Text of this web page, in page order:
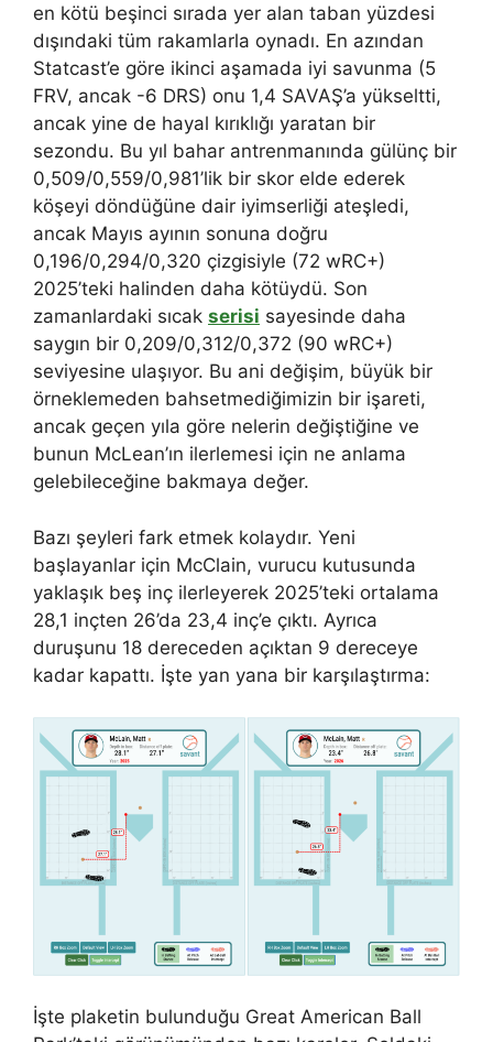
en kötü beşinci sırada yer alan taban yüzdesi
dışındaki tüm rakamlarla oynadı. En azından
Statcast’e göre ikinci aşamada iyi savunma (5
FRV, ancak -6 DRS) onu 1,4 SAVAŞ’a yükseltti,
ancak yine de hayal kırıklığı yaratan bir
sezondu. Bu yıl bahar antrenmanında gülünç bir
0,509/0,559/0,981’lik bir skor elde ederek
köşeyi döndüğüne dair iyimserliği ateşledi,
ancak Mayıs ayının sonuna doğru
0,196/0,294/0,320 çizgisiyle (72 wRC+)
2025’teki halinden daha kötüydü. Son
zamanlardaki sıcak serisi sayesinde daha
saygın bir 0,209/0,312/0,372 (90 wRC+)
seviyesine ulaşıyor. Bu ani değişim, büyük bir
örneklemeden bahsetmediğimizin bir işareti,
ancak geçen yıla göre nelerin değiştiğine ve
bunun McLean’ın ilerlemesi için ne anlama
gelebileceğine bakmaya değer.
Bazı şeyleri fark etmek kolaydır. Yeni
başlayanlar için McClain, vurucu kutusunda
yaklaşık beş inç ilerleyerek 2025’teki ortalama
28,1 inçten 26’da 23,4 inç’e çıktı. Ayrıca
duruşunu 18 dereceden açıktan 9 dereceye
kadar kapattı. İşte yan yana bir karşılaştırma:
İşte plaketin bulunduğu Great American Ball